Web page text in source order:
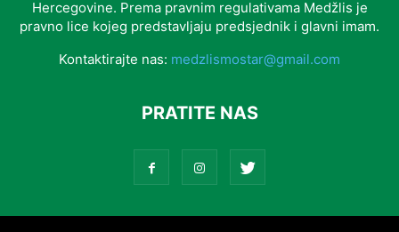
Hercegovine. Prema pravnim regulativama Medžlis je
pravno lice kojeg predstavljaju predsjednik i glavni imam.
Kontaktirajte nas: medzlismostar@gmail.com
PRATITE NAS